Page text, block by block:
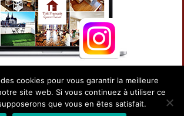
nous sur Instagram
cookies pour vous garantir la meilleure
site web. Si vous continuez à utiliser ce
que vous en êtes satisfait.